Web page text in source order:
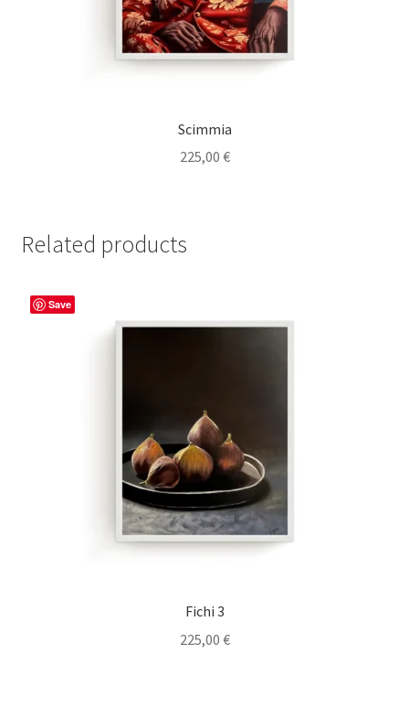
Scimmia
225,00 €
Related products
Save
Fichi 3
225,00 €